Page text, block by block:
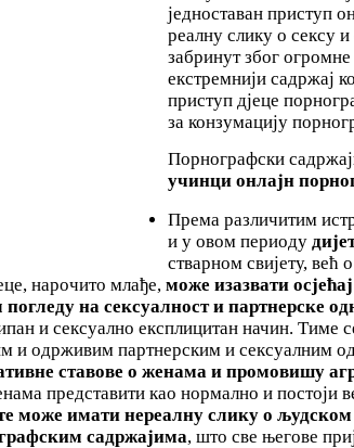
једноставан приступ
реалну слику о сексу
забринут због
екстремнији садржај
приступ дјеце
за конзумацију
Порнографски
учинци онлајн
Према различитим
и у овом периоду
стварном свијету,
нарочито млађе, може изазвати
на сексуалност и партнерске
и сексуално експлицитан начин.
и одрживим партнерским и сексуалним
ставове о женама и промовишу
представити као нормално и постоји
може имати нереалну слику о
садржајима, што све његове